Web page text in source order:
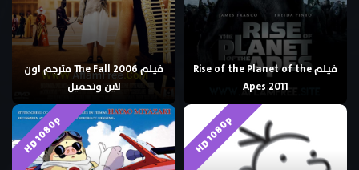
فيلم Rise of the Planet of the
Apes 2011
فيلم The Fall 2006 مترجم اون
لاين وتحميل
HD 1080p
HD 1080p